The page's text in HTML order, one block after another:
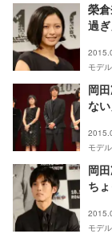
榮
過
モデ
岡
な
モデ
岡
ち
モデ